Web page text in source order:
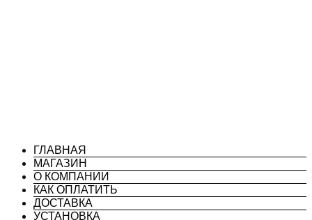
ГЛАВНАЯ
МАГАЗИН
О КОМПАНИИ
КАК ОПЛАТИТЬ
ДОСТАВКА
УСТАНОВКА